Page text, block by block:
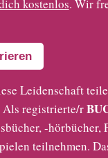
kostenlos. Wir
Leidenschaft
Als registrierte/r
-hörbücher,
teilnehmen.